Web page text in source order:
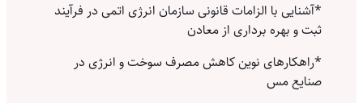
*آشنایی با الزامات قانونی سازمان انرژی اتمی در فرآیند
ثبت و بهره برداری از معادن
*راهکارهای نوین کاهش مصرف سوخت و انرژی در
صنایع مس